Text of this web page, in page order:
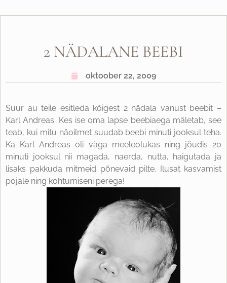
2 NÄDALANE BEEBI
oktoober 22, 2009
Suur au teile esitleda kõigest 2 nädala vanust beebit –
Karl Andreas. Kes ise oma lapse beebiaega mäletab, see
teab, kui mitu näoilmet suudab beebi minuti jooksul teha.
Ka Karl Andreas oli väga meeleolukas ning jõudis 20
minuti jooksul nii magada, naerda, nutta, haigutada ja
lisaks pakkuda mitmeid põnevaid pilte. Ilusat kasvamist
pojale ning kohtumiseni perega!